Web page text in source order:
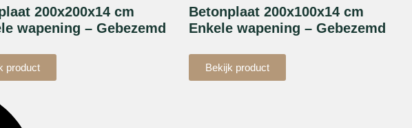
200x200x14 cm
wapening – Gebezemd
product
Betonplaat 200x100x14 cm
Enkele wapening – Gebezemd
Bekijk product